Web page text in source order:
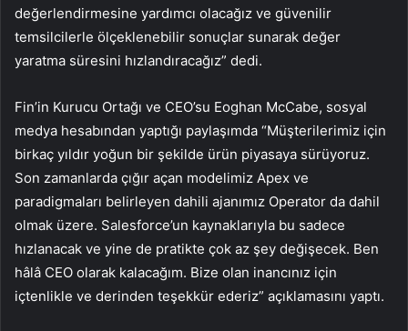
değerlendirmesine yardımcı olacağız ve güvenilir
temsilcilerle ölçeklenebilir sonuçlar sunarak değer
yaratma süresini hızlandıracağız” dedi.
Fin’in Kurucu Ortağı ve CEO’su Eoghan McCabe, sosyal
medya hesabından yaptığı paylaşımda “Müşterilerimiz için
birkaç yıldır yoğun bir şekilde ürün piyasaya sürüyoruz.
Son zamanlarda çığır açan modelimiz Apex ve
paradigmaları belirleyen dahili ajanımız Operator da dahil
olmak üzere. Salesforce’un kaynaklarıyla bu sadece
hızlanacak ve yine de pratikte çok az şey değişecek. Ben
hâlâ CEO olarak kalacağım. Bize olan inancınız için
içtenlikle ve derinden teşekkür ederiz” açıklamasını yaptı.